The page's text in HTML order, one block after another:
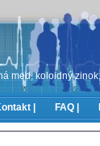
med, koloidný
| FAQ |